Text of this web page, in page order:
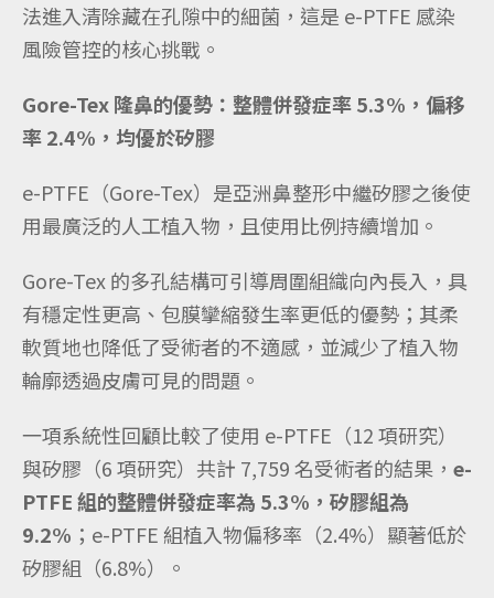
法進入清除藏在孔隙中的細菌，這是 e-PTFE 感染
風險管控的核心挑戰。
Gore-Tex 隆鼻的優勢：整體併發症率 5.3%，偏移
率 2.4%，均優於矽膠
e-PTFE（Gore-Tex）是亞洲鼻整形中繼矽膠之後使
用最廣泛的人工植入物，且使用比例持續增加。
Gore-Tex 的多孔結構可引導周圍組織向內長入，具
有穩定性更高、包膜攣縮發生率更低的優勢；其柔
軟質地也降低了受術者的不適感，並減少了植入物
輪廓透過皮膚可見的問題。
一項系統性回顧比較了使用 e-PTFE（12 項研究）
與矽膠（6 項研究）共計 7,759 名受術者的結果， e-
PTFE 組的整體併發症率為 5.3%，矽膠組為
9.2% ；e-PTFE 組植入物偏移率（2.4%）顯著低於
矽膠組（6.8%）。